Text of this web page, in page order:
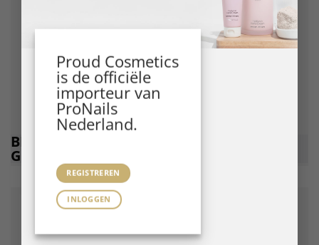
Proud Cosmetics
is de officiële
importeur van
ProNails
Nederland.
REGISTREREN
INLOGGEN
BIAB BSYSTEMS
GELS